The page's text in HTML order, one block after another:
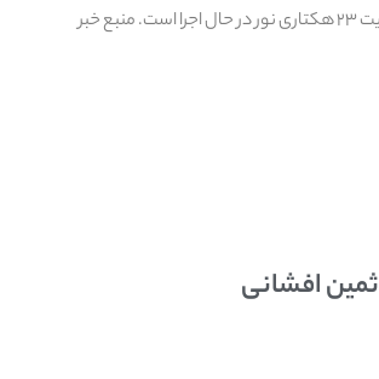
ثمین افشانی